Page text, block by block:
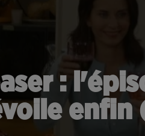
:
enfin